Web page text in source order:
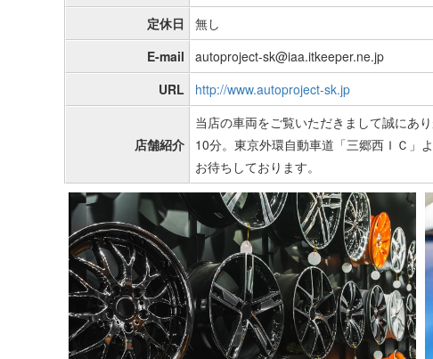
定休日
無し
E-mail
autoproject-sk@iaa.itkeeper.ne.jp
URL
http://www.autoproject-sk.jp
店舗紹介
当店の車両をご覧いただきまして誠にあ
10分。東京外環自動車道「三郷西ＩＣ」
お待ちしております。